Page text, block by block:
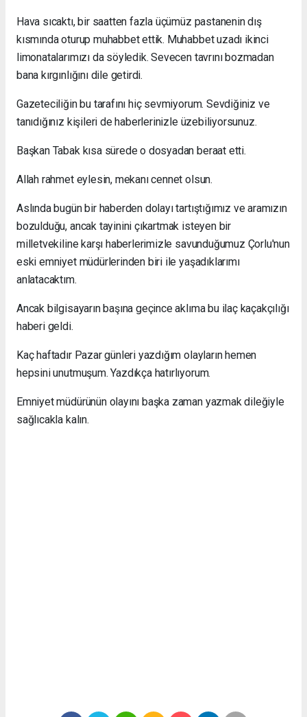
Hava sıcaktı, bir saatten fazla üçümüz pastanenin dış
kısmında oturup muhabbet ettik. Muhabbet uzadı ikinci
limonatalarımızı da söyledik. Sevecen tavrını bozmadan
bana kırgınlığını dile getirdi.
Gazeteciliğin bu tarafını hiç sevmiyorum. Sevdiğiniz ve
tanıdığınız kişileri de haberlerinizle üzebiliyorsunuz.
Başkan Tabak kısa sürede o dosyadan beraat etti.
Allah rahmet eylesin, mekanı cennet olsun.
Aslında bugün bir haberden dolayı tartıştığımız ve aramızın
bozulduğu, ancak tayinini çıkartmak isteyen bir
milletvekiline karşı haberlerimizle savunduğumuz Çorlu'nun
eski emniyet müdürlerinden biri ile yaşadıklarımı
anlatacaktım.
Ancak bilgisayarın başına geçince aklıma bu ilaç kaçakçılığı
haberi geldi.
Kaç haftadır Pazar günleri yazdığım olayların hemen
hepsini unutmuşum. Yazdıkça hatırlıyorum.
Emniyet müdürünün olayını başka zaman yazmak dileğiyle
sağlıcakla kalın.